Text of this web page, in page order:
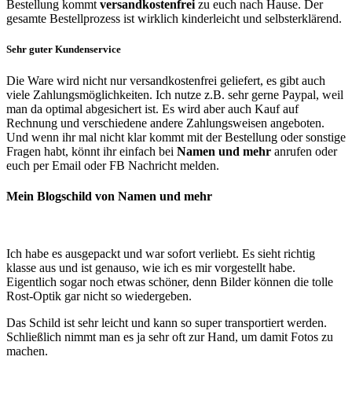
Bestellung kommt versandkostenfrei zu euch nach Hause. Der
gesamte Bestellprozess ist wirklich kinderleicht und selbsterklärend.
Sehr guter Kundenservice
Die Ware wird nicht nur versandkostenfrei geliefert, es gibt auch
viele Zahlungsmöglichkeiten. Ich nutze z.B. sehr gerne Paypal, weil
man da optimal abgesichert ist. Es wird aber auch Kauf auf
Rechnung und verschiedene andere Zahlungsweisen angeboten.
Und wenn ihr mal nicht klar kommt mit der Bestellung oder sonstige
Fragen habt, könnt ihr einfach bei Namen und mehr anrufen oder
euch per Email oder FB Nachricht melden.
Mein Blogschild von Namen und mehr
Ich habe es ausgepackt und war sofort verliebt. Es sieht richtig
klasse aus und ist genauso, wie ich es mir vorgestellt habe.
Eigentlich sogar noch etwas schöner, denn Bilder können die tolle
Rost-Optik gar nicht so wiedergeben.
Das Schild ist sehr leicht und kann so super transportiert werden.
Schließlich nimmt man es ja sehr oft zur Hand, um damit Fotos zu
machen.